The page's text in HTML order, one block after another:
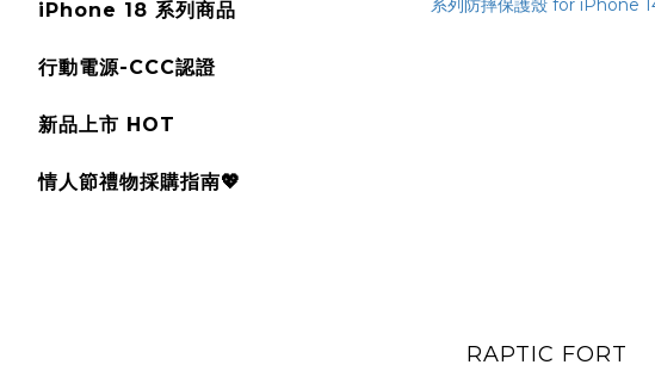
iPhone 18 系列商品
行動電源-CCC認證
新品上市 HOT
情人節禮物採購指南💖
RAPTIC FORT